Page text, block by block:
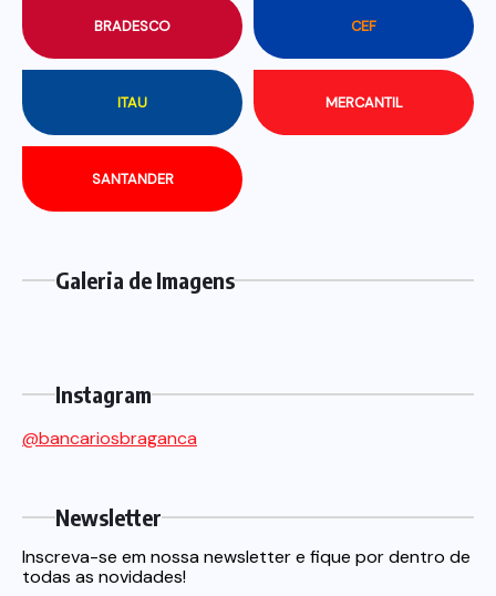
BRADESCO CEF
ITAU MERCANTIL
SANTANDER
Galeria de Imagens
Instagram
@bancariosbraganca
Newsletter
Inscreva-se em nossa newsletter e fique por dentro de
todas as novidades!